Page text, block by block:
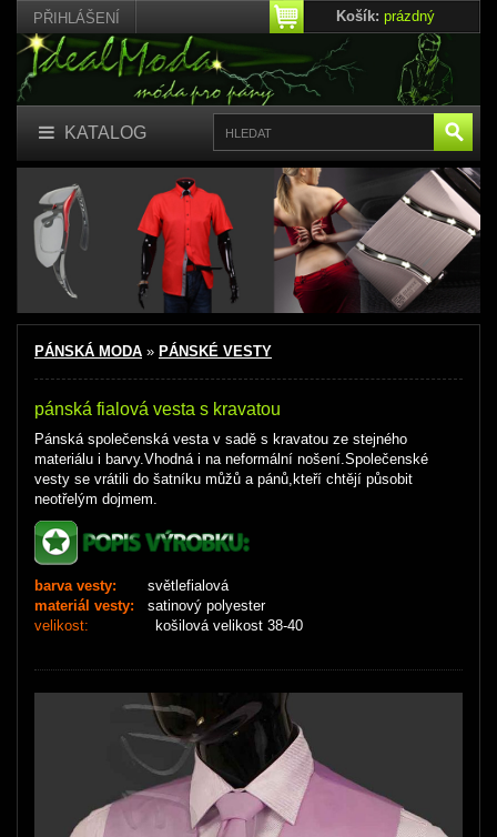
PŘIHLÁŠENÍ Košík: prázdný
KATALOG
PÁNSKÁ MODA » PÁNSKÉ VESTY
pánská fialová vesta s kravatou
Pánská společenská vesta v sadě s kravatou ze stejného
materiálu i barvy.Vhodná i na neformální nošení.Společenské
vesty se vrátili do šatníku můžů a pánů,kteří chtějí působit
neotřelým dojmem.
barva vesty:
světlefialová
materiál vesty: satinový polyester
velikost: košilová velikost 38-40